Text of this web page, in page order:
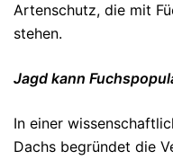
Artenschutz, die mit
stehen.
Jagd kann
In einer
Dachs begründet die